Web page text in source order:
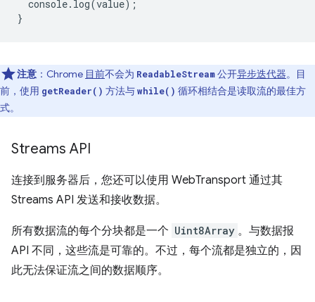
console. log(value);
}
注意 ：Chrome 目前不会为 ReadableStream公开异步迭代器。目
前，使用 getReader() 方法与while() 循环相结合是读取流的最佳方
式。
Streams API
连接到服务器后，您还可以使用 WebTransport 通过其
Streams API 发送和接收数据。
所有数据流的每个分块都是一个 Uint8Array 。与数据报
API 不同，这些流是可靠的。不过，每个流都是独立的，因
此无法保证流之间的数据顺序。